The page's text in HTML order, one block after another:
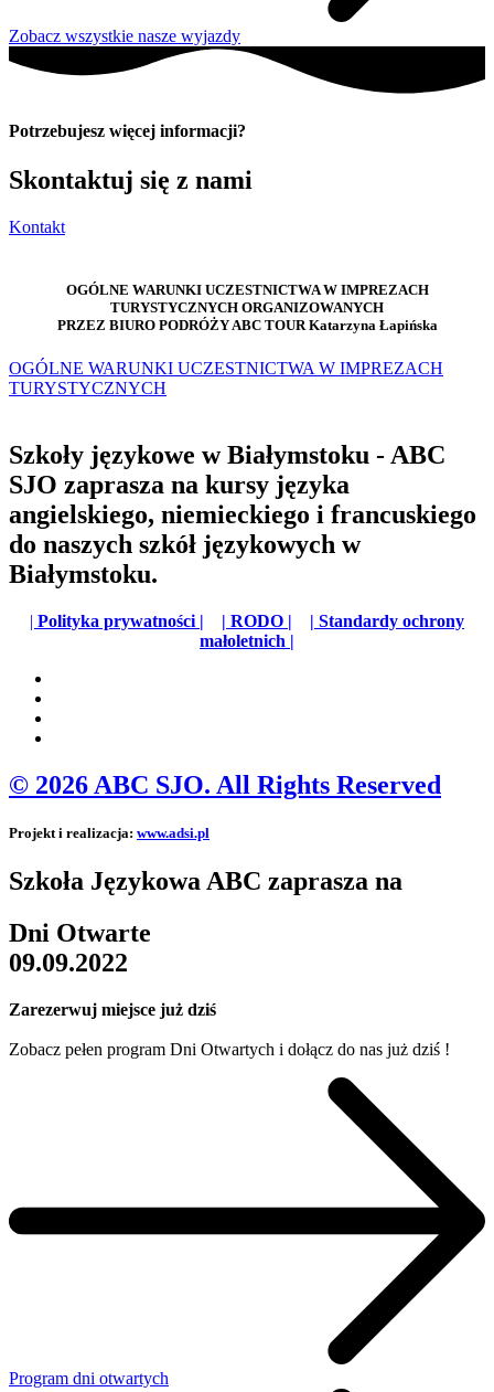
Zobacz wszystkie nasze wyjazdy
Potrzebujesz więcej informacji?
Skontaktuj się z nami
Kontakt
OGÓLNE WARUNKI UCZESTNICTWA W IMPREZACH
TURYSTYCZNYCH ORGANIZOWANYCH
PRZEZ BIURO PODRÓŻY ABC TOUR Katarzyna Łapińska
OGÓLNE WARUNKI UCZESTNICTWA W IMPREZACH
TURYSTYCZNYCH
Szkoły językowe w Białymstoku - ABC
SJO zaprasza na kursy języka
angielskiego, niemieckiego i francuskiego
do naszych szkół językowych w
Białymstoku.
| Polityka prywatności | | RODO |
| Standardy ochrony
małoletnich |
© 2026 ABC SJO. All Rights Reserved
Projekt i realizacja: www.adsi.pl
Szkoła Językowa ABC zaprasza na
Dni Otwarte
09.09.2022
Zarezerwuj miejsce już dziś
Zobacz pełen program Dni Otwartych i dołącz do nas już dziś !
Program dni otwartych